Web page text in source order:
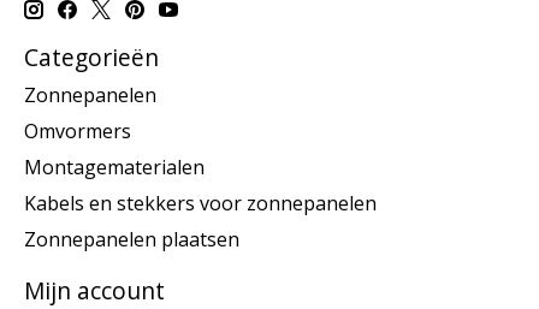
Categorieën
Zonnepanelen
Omvormers
Montagematerialen
Kabels en stekkers voor zonnepanelen
Zonnepanelen plaatsen
Mijn account